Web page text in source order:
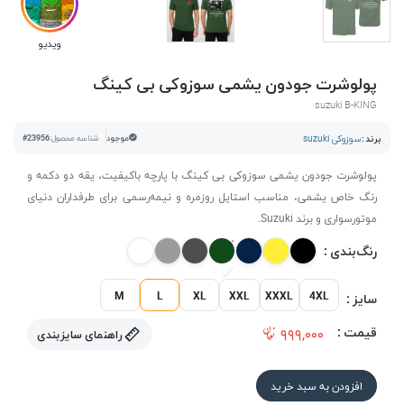
ویدیو
پولوشرت جودون یشمی سوزوکی بی کینگ
suzuki B-KING
برند :سوزوکی suzuki موجود شناسه محصول:#23956
پولوشرت جودون یشمی سوزوکی بی کینگ با پارچه باکیفیت، یقه دو دکمه و
رنگ خاص یشمی، مناسب استایل روزمره و نیمه‌رسمی برای طرفداران دنیای
موتورسواری و برند Suzuki.
رنگ‌بندی :
سایز : M L XL XXL XXXL 4XL
قیمت : ۹۹۹,۰۰۰ راهنمای سایزبندی
افزودن به سبد خرید